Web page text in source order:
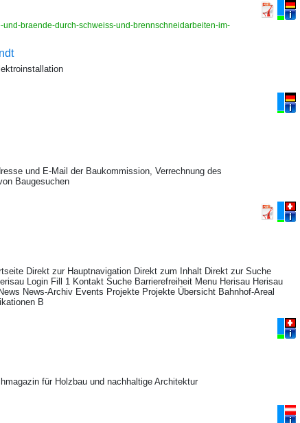
und-braende-durch-schweiss-und-brennschneidarbeiten-im-
und E-Mail der Baukommission, Verrechnung des
Baugesuchen
Direkt zur Hauptnavigation Direkt zum Inhalt Direkt zur Suche
Login Fill 1 Kontakt Suche Barrierefreiheit Menu Herisau Herisau
News-Archiv Events Projekte Projekte Übersicht Bahnhof-Areal
B
für Holzbau und nachhaltige Architektur